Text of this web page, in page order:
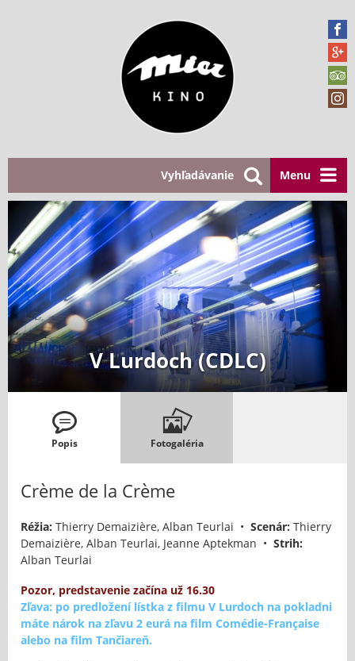
Menu
Vyhľadávanie
V Lurdoch (CDLC)
Popis Fotogaléria
Crème de la Crème
Réžia: Thierry Demaizière, Alban Teurlai • Scenár: Thierry
Demaizière, Alban Teurlai, Jeanne Aptekman • Strih:
Alban Teurlai
Pozor, predstavenie začína už 16.30
Zľava: po predložení lístka z filmu V Lurdoch na pokladni
máte nárok na zľavu 2 eurá na film Comédie-Française
alebo na film Tančiareň.